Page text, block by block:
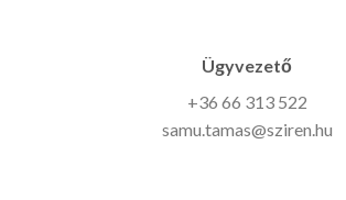
Ügyvezető
+36 66 313 522
samu.tamas@sziren.hu